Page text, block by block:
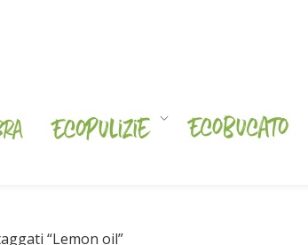
“Lemon oil”